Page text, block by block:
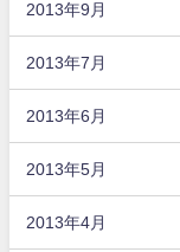
2013年9月
2013年7月
2013年6月
2013年5月
2013年4月